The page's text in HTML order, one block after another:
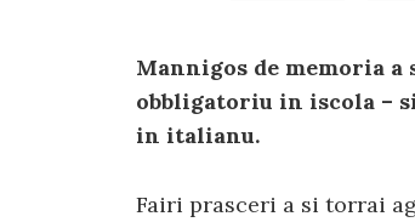
Mannigos de memoria
obbligatoriu in iscola –
in italianu.
Fairi prasceri a si torrai